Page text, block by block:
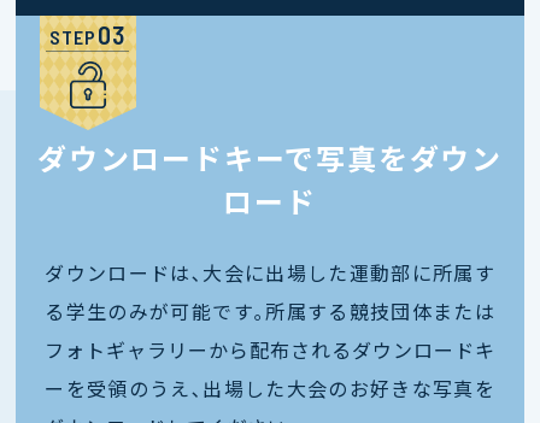
STEP
ダウンロードキーで写真をダウン
ロード
ダウンロードは､大会に出場した運動部に所属す
る学生のみが可能です｡所属する競技団体または
フォトギャラリーから配布されるダウンロードキ
ーを受領のうえ､出場した大会のお好きな写真を